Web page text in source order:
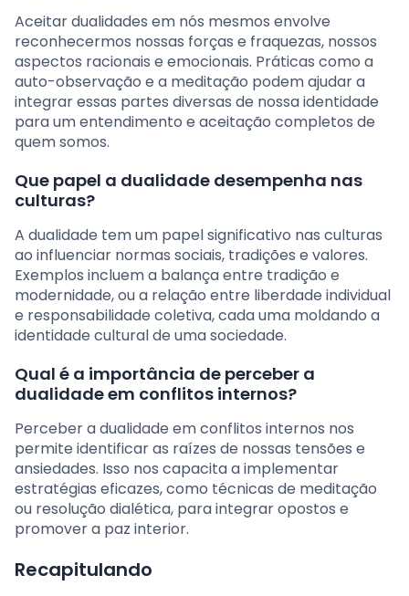
Aceitar dualidades em nós mesmos envolve
reconhecermos nossas forças e fraquezas, nossos
aspectos racionais e emocionais. Práticas como a
auto-observação e a meditação podem ajudar a
integrar essas partes diversas de nossa identidade
para um entendimento e aceitação completos de
quem somos.
Que papel a dualidade desempenha nas
culturas?
A dualidade tem um papel significativo nas culturas
ao influenciar normas sociais, tradições e valores.
Exemplos incluem a balança entre tradição e
modernidade, ou a relação entre liberdade individual
e responsabilidade coletiva, cada uma moldando a
identidade cultural de uma sociedade.
Qual é a importância de perceber a
dualidade em conflitos internos?
Perceber a dualidade em conflitos internos nos
permite identificar as raízes de nossas tensões e
ansiedades. Isso nos capacita a implementar
estratégias eficazes, como técnicas de meditação
ou resolução dialética, para integrar opostos e
promover a paz interior.
Recapitulando